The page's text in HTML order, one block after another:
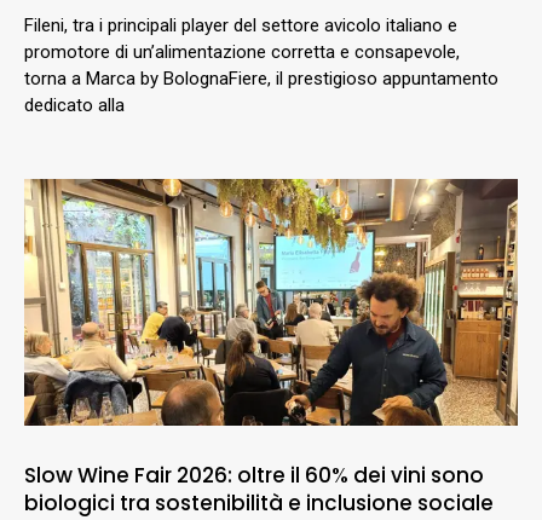
Fileni, tra i principali player del settore avicolo italiano e
promotore di un’alimentazione corretta e consapevole,
torna a Marca by BolognaFiere, il prestigioso appuntamento
dedicato alla
Slow Wine Fair 2026: oltre il 60% dei vini sono
biologici tra sostenibilità e inclusione sociale